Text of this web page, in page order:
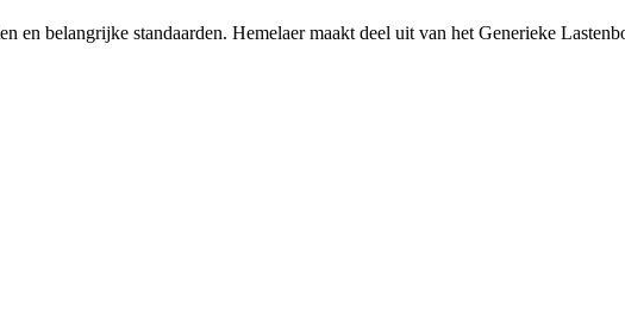
belangrijke standaarden. Hemelaer maakt deel uit van het Generieke